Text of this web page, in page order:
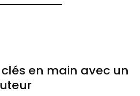
en main avec un